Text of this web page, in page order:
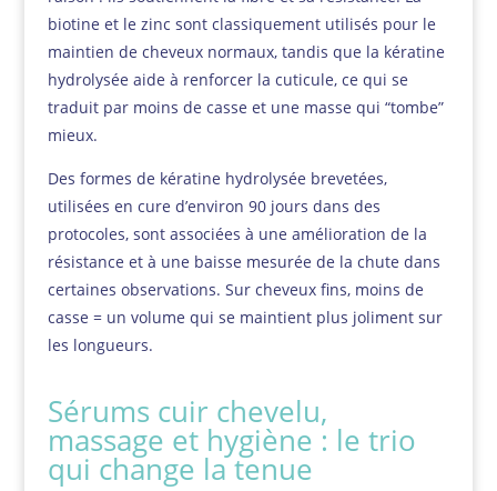
biotine et le zinc sont classiquement utilisés pour le
maintien de cheveux normaux, tandis que la kératine
hydrolysée aide à renforcer la cuticule, ce qui se
traduit par moins de casse et une masse qui “tombe”
mieux.
Des formes de kératine hydrolysée brevetées,
utilisées en cure d’environ 90 jours dans des
protocoles, sont associées à une amélioration de la
résistance et à une baisse mesurée de la chute dans
certaines observations. Sur cheveux fins, moins de
casse = un volume qui se maintient plus joliment sur
les longueurs.
Sérums cuir chevelu,
massage et hygiène : le trio
qui change la tenue